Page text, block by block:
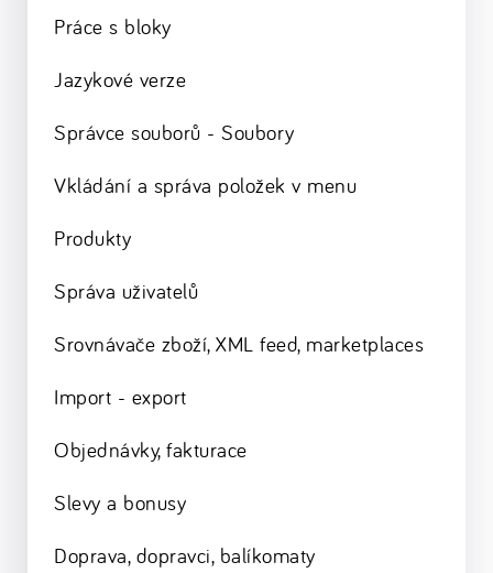
Práce s bloky
Jazykové verze
Správce souborů - Soubory
Vkládání a správa položek v menu
Produkty
Správa uživatelů
Srovnávače zboží, XML feed, marketplaces
Import - export
Objednávky, fakturace
Slevy a bonusy
Doprava, dopravci, balíkomaty